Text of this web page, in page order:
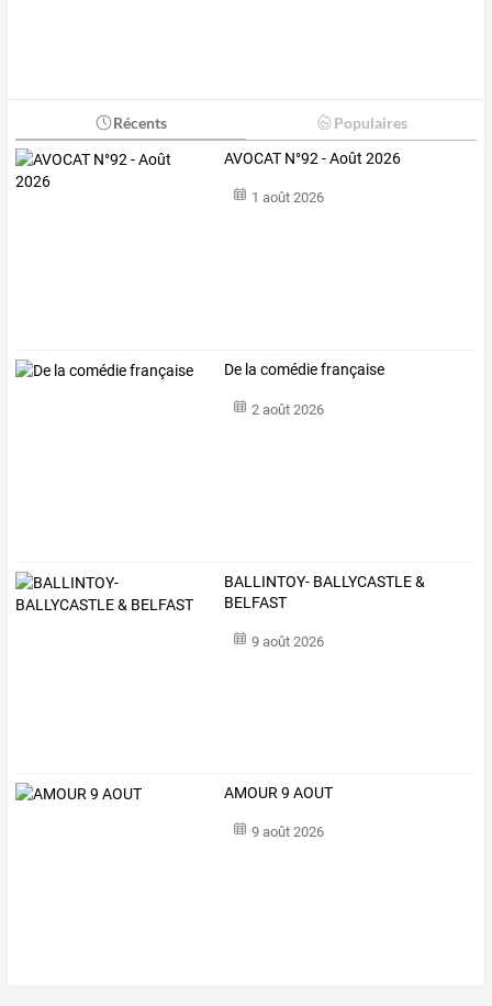
Récents Populaires
AVOCAT N°92 - Août 2026
1 août 2026
De la comédie française
2 août 2026
BALLINTOY- BALLYCASTLE &
BELFAST
9 août 2026
AMOUR 9 AOUT
9 août 2026